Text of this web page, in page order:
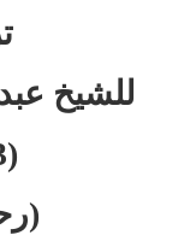
للشيخ
(1275-1373هـ)